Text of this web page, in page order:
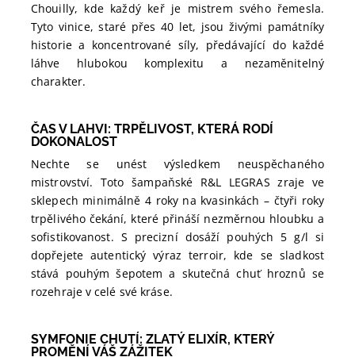
Chouilly, kde každý keř je mistrem svého řemesla.
Tyto vinice, staré přes 40 let, jsou živými památníky
historie a koncentrované síly, předávající do každé
láhve hlubokou komplexitu a nezaměnitelný
charakter.
ČAS V LAHVI: TRPĚLIVOST, KTERÁ RODÍ
DOKONALOST
Nechte se unést výsledkem neuspěchaného
mistrovství. Toto šampaňské R&L LEGRAS zraje ve
sklepech minimálně 4 roky na kvasinkách – čtyři roky
trpělivého čekání, které přináší nezměrnou hloubku a
sofistikovanost. S precizní dosáží pouhých 5 g/l si
dopřejete autentický výraz terroir, kde se sladkost
stává pouhým šepotem a skutečná chuť hroznů se
rozehraje v celé své kráse.
SYMFONIE CHUTÍ: ZLATÝ ELIXÍR, KTERÝ
PROMĚNÍ VÁŠ ZÁŽITEK